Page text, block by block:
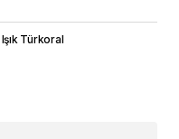
Işık Türkoral